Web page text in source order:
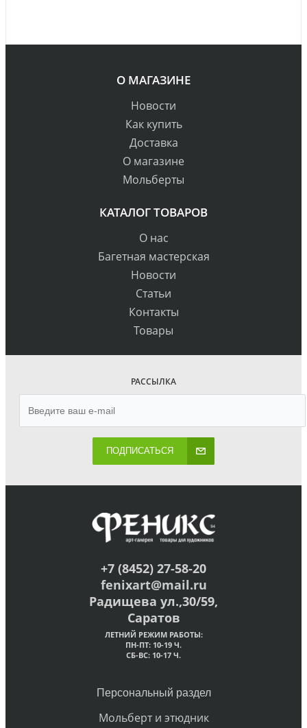
О МАГАЗИНЕ
Новости
Как купить
Доставка
О магазине
Мольберты
КАТАЛОГ ТОВАРОВ
О нас
Багетная мастерская
Новости
Статьи
Контакты
Товары
РАССЫЛКА
ПОДПИСАТЬСЯ
+7 (8452) 27-58-20
fenixart@mail.ru
Радищева ул.,30/59,
Саратов
ЛЕТНИЙ РЕЖИМ РАБОТЫ:
ПН-ПТ: 10-19 Ч.
СБ-ВС: 10-17 Ч.
Персональный раздел
Мольберт и этюдник